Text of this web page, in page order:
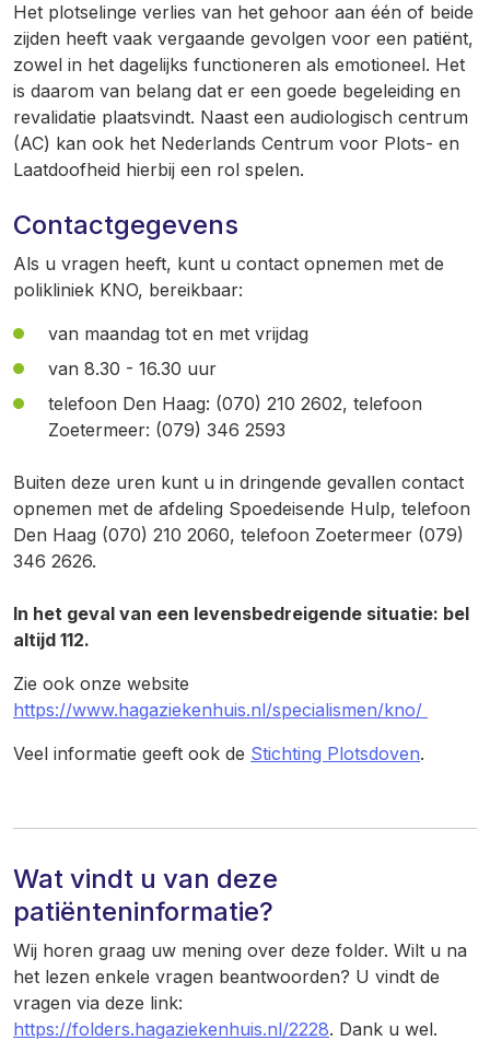
Het plotselinge verlies van het gehoor aan één of beide
zijden heeft vaak vergaande gevolgen voor een patiënt,
zowel in het dagelijks functioneren als emotioneel. Het
is daarom van belang dat er een goede begeleiding en
revalidatie plaatsvindt. Naast een audiologisch centrum
(AC) kan ook het Nederlands Centrum voor Plots- en
Laatdoofheid hierbij een rol spelen.
Contactgegevens
Als u vragen heeft, kunt u contact opnemen met de
polikliniek KNO, bereikbaar:
van maandag tot en met vrijdag
van 8.30 - 16.30 uur
telefoon Den Haag: (070) 210 2602, telefoon
Zoetermeer: (079) 346 2593
Buiten deze uren kunt u in dringende gevallen contact
opnemen met de afdeling Spoedeisende Hulp, telefoon
Den Haag (070) 210 2060, telefoon Zoetermeer (079)
346 2626.
In het geval van een levensbedreigende situatie: bel
altijd 112.
Zie ook onze website
https://www.hagaziekenhuis.nl/specialismen/kno/
Veel informatie geeft ook de Stichting Plotsdoven.
Wat vindt u van deze
patiënteninformatie?
Wij horen graag uw mening over deze folder. Wilt u na
het lezen enkele vragen beantwoorden? U vindt de
vragen via deze link:
https://folders.hagaziekenhuis.nl/2228. Dank u wel.